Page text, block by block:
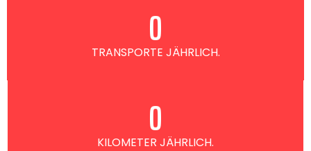
TRANSPORTE JÄHRLICH.
0
KILOMETER JÄHRLICH.
0